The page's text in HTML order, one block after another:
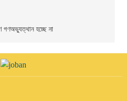
গণঅভ্যুত্থান হচ্ছে না